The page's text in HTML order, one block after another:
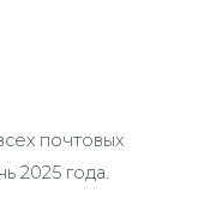
почтовых
2025 года.